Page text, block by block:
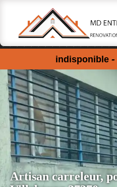
indisponible -
Artisan carreleur,